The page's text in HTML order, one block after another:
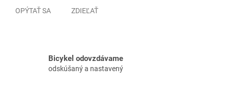
OPÝTAŤ SA ZDIEĽAŤ
Bicykel odovzdávame
odskúšaný a nastavený